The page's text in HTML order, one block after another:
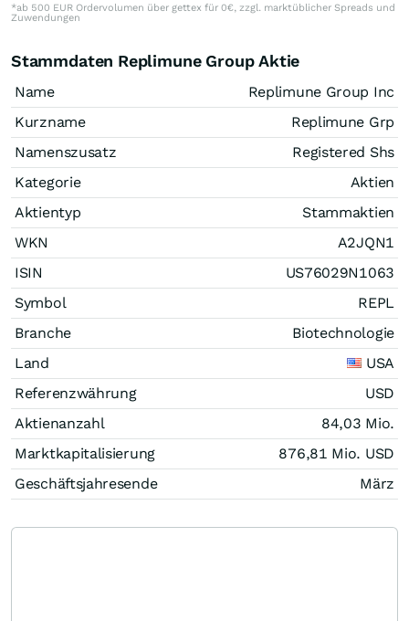
*ab 500 EUR Ordervolumen über gettex für 0€, zzgl. marktüblicher Spreads und
Zuwendungen
Stammdaten Replimune Group Aktie
Name
Replimune Group Inc
Kurzname
Replimune Grp
Namenszusatz
Registered Shs
Kategorie
Aktien
Aktientyp
Stammaktien
WKN
A2JQN1
ISIN
US76029N1063
Symbol
REPL
Branche
Biotechnologie
Land
USA
Referenzwährung
USD
Aktienanzahl
84,03 Mio.
Marktkapitalisierung
876,81 Mio. USD
Geschäftsjahresende
März